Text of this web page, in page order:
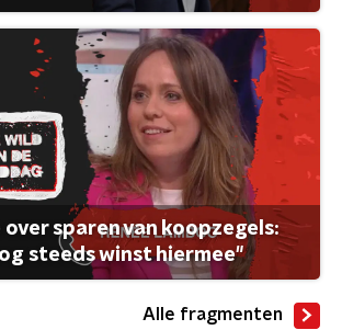
sparen van koopzegels:
steeds winst hiermee"
Alle fragmenten